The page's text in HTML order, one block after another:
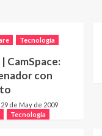
Tecnología
CamSpace:
con
29 de May de 2009
Tecnología